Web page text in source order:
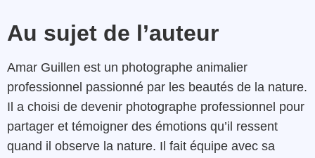
Au sujet de l’auteur
Amar Guillen est un photographe animalier
professionnel passionné par les beautés de la nature.
Il a choisi de devenir photographe professionnel pour
partager et témoigner des émotions qu’il ressent
quand il observe la nature. Il fait équipe avec sa